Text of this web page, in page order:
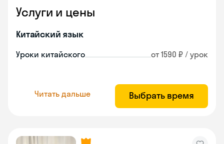
Услуги и цены
Китайский язык
Уроки китайского от 1590 ₽ / урок
Читать дальше Выбрать время